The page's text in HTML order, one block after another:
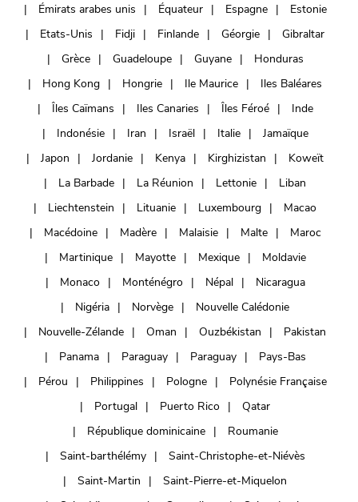
Émirats arabes unis
Équateur Espagne
Estonie
Etats-Unis
Fidji Finlande Géorgie
Gibraltar
Grèce
Guadeloupe Guyane
Honduras
Hong Kong
Hongrie Ile Maurice
Iles Baléares
Îles Caïmans
Iles Canaries Îles Féroé
Inde
Indonésie
Iran Israël Italie
Jamaïque
Japon
Jordanie Kenya Kirghizistan
Koweït
La Barbade
La Réunion Lettonie
Liban
Liechtenstein
Lituanie Luxembourg
Macao
Macédoine
Madère Malaisie Malte
Maroc
Martinique
Mayotte Mexique
Moldavie
Monaco
Monténégro Népal
Nicaragua
Nigéria
Norvège
Nouvelle Calédonie
Nouvelle-Zélande
Oman Ouzbékistan
Pakistan
Panama
Paraguay Paraguay
Pays-Bas
Pérou
Philippines Pologne
Polynésie Française
Portugal
Puerto Rico
Qatar
République dominicaine
Roumanie
Saint-barthélémy
Saint-Christophe-et-Niévès
Saint-Martin
Saint-Pierre-et-Miquelon